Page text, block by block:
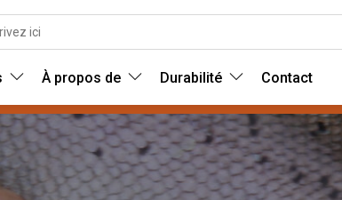
À propos de Durabilité Contact